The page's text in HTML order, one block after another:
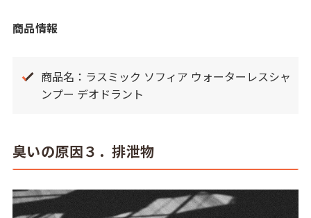
商品情報
商品名：ラスミック ソフィア ウォーターレスシャ
ンプー デオドラント
臭いの原因３．排泄物